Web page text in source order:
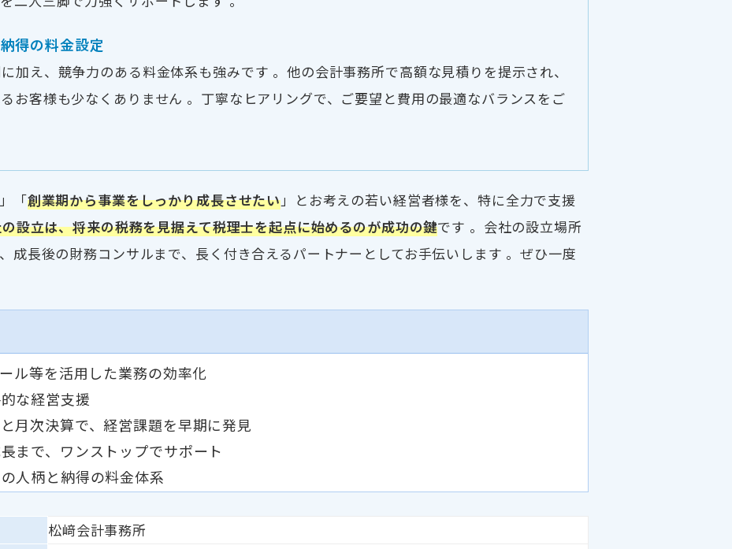
得の料金設定
加え、競争力のある料金体系も強みです 。他の会計事務所で高額な見積りを提示され、
お客様も少なくありません 。丁寧なヒアリングで、ご要望と費用の最適なバランスをご
」「創業期から事業をしっかり成長させたい」とお考えの若い経営者様を、特に全力で支援
設立は、将来の税務を見据えて税理士を起点に始めるのが成功の鍵です 。会社の設立場所
成長後の財務コンサルまで、長く付き合えるパートナーとしてお手伝いします 。ぜひ一度
ル等を活用した業務の効率化
な経営支援
月次決算で、経営課題を早期に発見
まで、ワンストップでサポート
人柄と納得の料金体系
松﨑会計事務所